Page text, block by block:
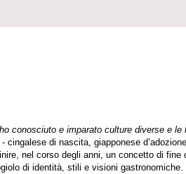
conosciuto e imparato culture diverse e
- cingalese di nascita, giapponese
nel corso degli anni, un concetto di fine
di identità, stili e visioni gastronomiche.